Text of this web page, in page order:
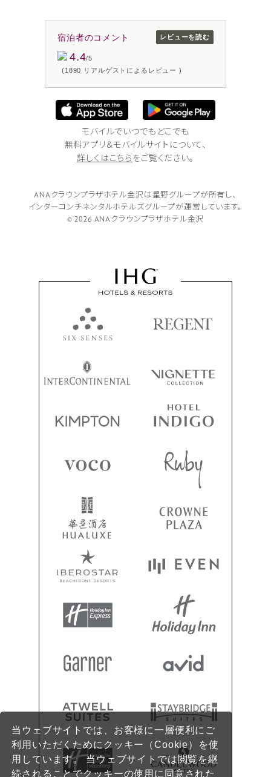
当ウェブサイトでは、お客様に一層便利にご
利用いただくためにクッキー（Cookie）を使
用しています。 当ウェブサイトでは閲覧を継
続されることでクッキーの使用に同意された
宿泊者のコメント
4.4/5
(1890 リアルゲストによるレビュー )
レビューを読む
モバイルでいつでもどこでも
無料アプリ＆モバイルサイトについて、
詳しくはこちら をご覧ください。
ANAクラウンプラザホテル金沢は 星野グループが所有し、
インターコンチネンタルホテルズグループが運営しています。
© 2026 ANAクラウンプラザホテル金沢